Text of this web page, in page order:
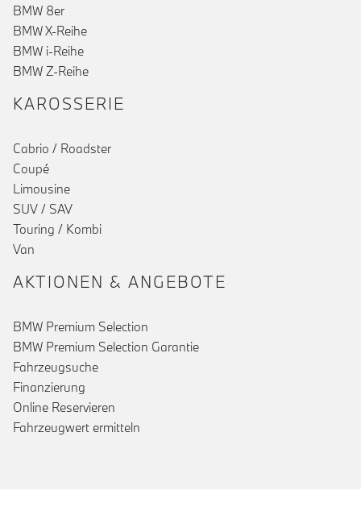
BMW 8er
BMW X-Reihe
BMW i-Reihe
BMW Z-Reihe
KAROSSERIE
Cabrio / Roadster
Coupé
Limousine
SUV / SAV
Touring / Kombi
Van
AKTIONEN & ANGEBOTE
BMW Premium Selection
BMW Premium Selection Garantie
Fahrzeugsuche
Finanzierung
Online Reservieren
Fahrzeugwert ermitteln